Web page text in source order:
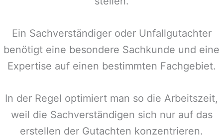
Ein Sachverständiger oder Unfallgutachter
benötigt eine besondere Sachkunde und eine
Expertise auf einen bestimmten Fachgebiet.
In der Regel optimiert man so die Arbeitszeit,
weil die Sachverständigen sich nur auf das
erstellen der Gutachten konzentrieren.